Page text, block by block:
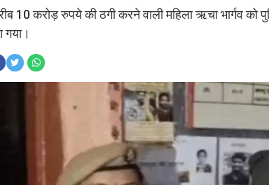
10 करोड़ रुपये की ठगी करने वाली महिला ऋचा भार्गव को
गया।